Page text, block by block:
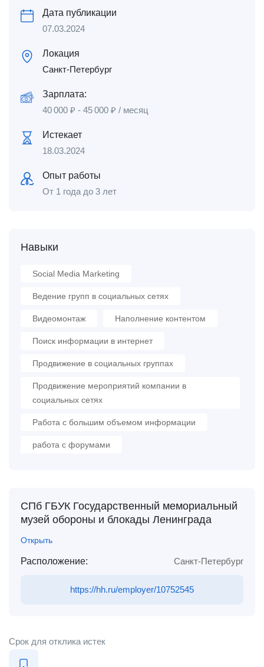
Дата публикации
07.03.2024
Локация
Санкт-Петербург
Зарплата:
40 000 ₽ - 45 000 ₽ / месяц
Истекает
18.03.2024
Опыт работы
От 1 года до 3 лет
Навыки
Social Media Marketing
Ведение групп в социальных сетях
Видеомонтаж Наполнение контентом
Поиск информации в интернет
Продвижение в социальных группах
Продвижение мероприятий компании в
социальных сетях
Работа с большим объемом информации
работа с форумами
СПб ГБУК Государственный мемориальный
музей обороны и блокады Ленинграда
Открыть
Расположение: Санкт-Петербург
https://hh.ru/employer/10752545
Срок для отклика истек